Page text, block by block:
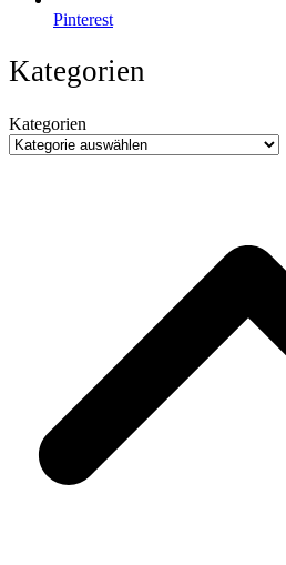
Pinterest
Kategorien
Kategorien